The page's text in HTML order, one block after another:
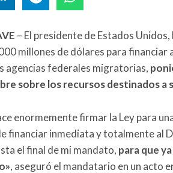
– El presidente de Estados
millones de dólares para financiar
agencias federales migratorias,
sobre los recursos destinados a
enormemente firmar la Ley para
financiar inmediata y totalmente al
el final de mi mandato, para que
, aseguró el mandatario en un acto